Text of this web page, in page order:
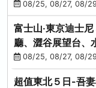
小江戶
08/25, 08/27, 08/
富士山‧東京迪士
廳、澀谷展望台、
饌、季節採果
08/25, 08/27, 08/
超值東北５日-吾